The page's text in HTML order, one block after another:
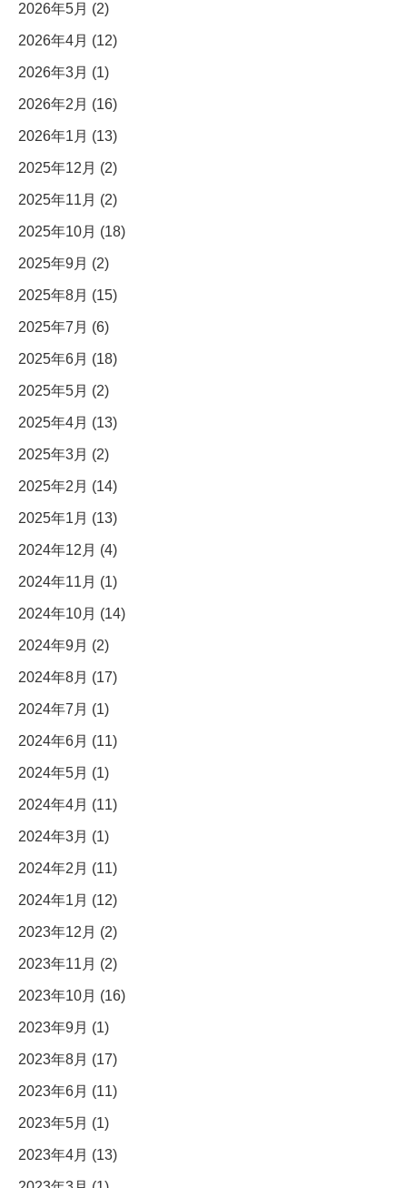
2026年5月 (2)
2026年4月 (12)
2026年3月 (1)
2026年2月 (16)
2026年1月 (13)
2025年12月 (2)
2025年11月 (2)
2025年10月 (18)
2025年9月 (2)
2025年8月 (15)
2025年7月 (6)
2025年6月 (18)
2025年5月 (2)
2025年4月 (13)
2025年3月 (2)
2025年2月 (14)
2025年1月 (13)
2024年12月 (4)
2024年11月 (1)
2024年10月 (14)
2024年9月 (2)
2024年8月 (17)
2024年7月 (1)
2024年6月 (11)
2024年5月 (1)
2024年4月 (11)
2024年3月 (1)
2024年2月 (11)
2024年1月 (12)
2023年12月 (2)
2023年11月 (2)
2023年10月 (16)
2023年9月 (1)
2023年8月 (17)
2023年6月 (11)
2023年5月 (1)
2023年4月 (13)